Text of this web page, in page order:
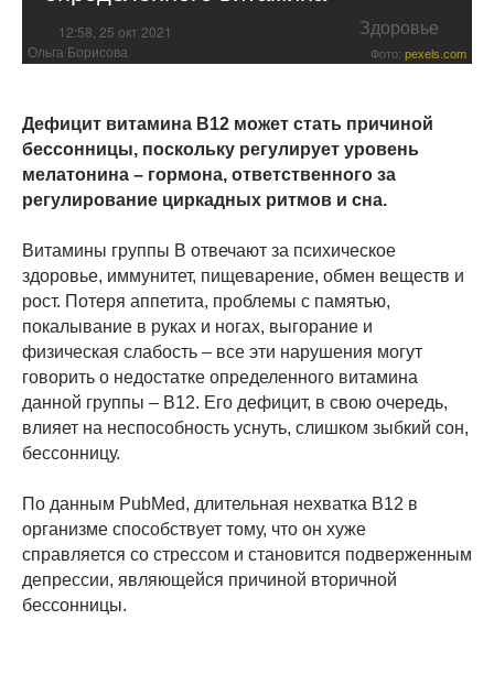
12:58, 25 окт 2021 Здоровье
Ольга Борисова Фото: pexels.com
Дефицит витамина B12 может стать причиной
бессонницы, поскольку регулирует уровень
мелатонина – гормона, ответственного за
регулирование циркадных ритмов и сна.
Витамины группы B отвечают за психическое
здоровье, иммунитет, пищеварение, обмен веществ и
рост. Потеря аппетита, проблемы с памятью,
покалывание в руках и ногах, выгорание и
физическая слабость – все эти нарушения могут
говорить о недостатке определенного витамина
данной группы – B12. Его дефицит, в свою очередь,
влияет на неспособность уснуть, слишком зыбкий сон,
бессонницу.
По данным PubMed, длительная нехватка B12 в
организме способствует тому, что он хуже
справляется со стрессом и становится подверженным
депрессии, являющейся причиной вторичной
бессонницы.